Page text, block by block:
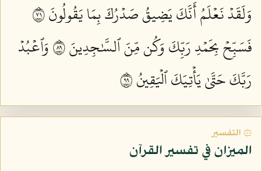
وَلَقَدۡ نَعۡلَمُ أَنَّكَ يَضِيقُ صَدۡرُكَ بِمَا يَقُولُونَ ٩٧
فَسَبِّحۡ بِحَمۡدِ رَبِّكَ وَكُن مِّنَ ٱلسَّٰجِدِينَ ٩٨
وَٱعۡبُدۡ
رَبَّكَ حَتَّىٰ يَأۡتِيَكَ ٱلۡيَقِينُ ٩٩
۞ التفسير
الميزان في تفسير القرآن